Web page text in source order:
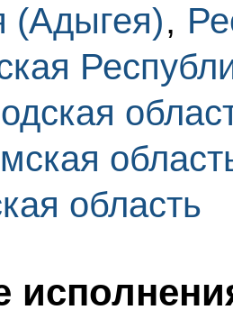
(Адыгея),
область